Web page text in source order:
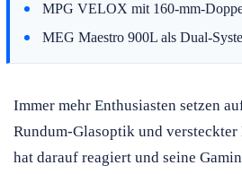
MPG VELOX mit 160-mm-
MEG Maestro 900L als Dual-
Immer mehr Enthusiasten setzen
Rundum-Glasoptik und
hat darauf reagiert und seine